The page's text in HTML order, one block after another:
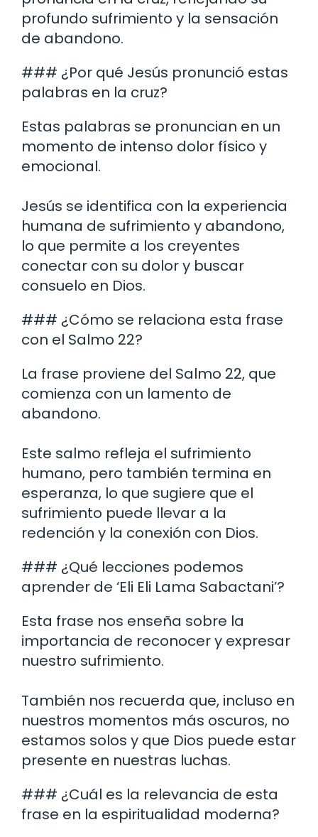
profundo sufrimiento y la sensación
de abandono.
### ¿Por qué Jesús pronunció estas
palabras en la cruz?
Estas palabras se pronuncian en un
momento de intenso dolor físico y
emocional.
Jesús se identifica con la experiencia
humana de sufrimiento y abandono,
lo que permite a los creyentes
conectar con su dolor y buscar
consuelo en Dios.
### ¿Cómo se relaciona esta frase
con el Salmo 22?
La frase proviene del Salmo 22, que
comienza con un lamento de
abandono.
Este salmo refleja el sufrimiento
humano, pero también termina en
esperanza, lo que sugiere que el
sufrimiento puede llevar a la
redención y la conexión con Dios.
### ¿Qué lecciones podemos
aprender de ‘Eli Eli Lama Sabactani’?
Esta frase nos enseña sobre la
importancia de reconocer y expresar
nuestro sufrimiento.
También nos recuerda que, incluso en
nuestros momentos más oscuros, no
estamos solos y que Dios puede estar
presente en nuestras luchas.
### ¿Cuál es la relevancia de esta
frase en la espiritualidad moderna?